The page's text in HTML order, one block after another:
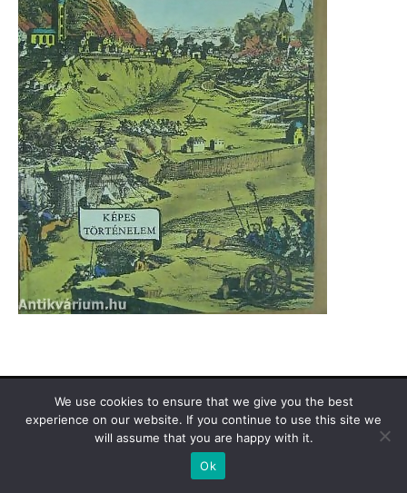
Támogasd a Türkinfót! Kiadványaink
Médiaajánlat
Impresszum
Adatkezelési Tájékoztató ÁSZF
Alapítvány
Rólunk
Kapcsolat
© Turkinfo.hu 2020
We use cookies to ensure that we give you the best
experience on our website. If you continue to use this site we
will assume that you are happy with it.
Ok